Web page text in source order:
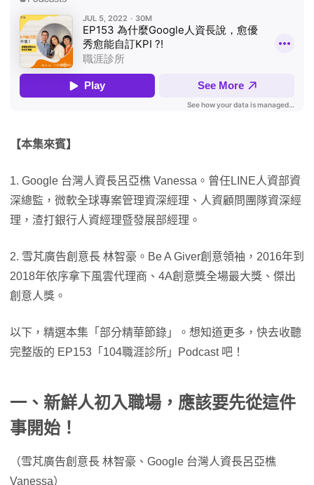
【本集來賓】
1. Google 台灣人資長呂亞樵 Vanessa。曾任LINE人資部資
深總監，微軟全球專案管理資深經理、人資顧問團隊資深經
理，渣打銀行人資經理暨發展部經理。
2. 雪芃廣告創意長 林智豪。Be A Giver創意領袖，2016年到
2018年依序拿下風雲代理商、4A創意獎全場最大獎、傑出
創意人獎。
以下，精選本集「部分精華節錄」。想知道更多，快去收聽
完整版的 EP153「104職涯診所」Podcast 吧！
一、 新鮮人初入職場，應該要先從這件
事開始！
（雪芃廣告創意長 林智豪、Google 台灣人資長呂亞樵
Vanessa）